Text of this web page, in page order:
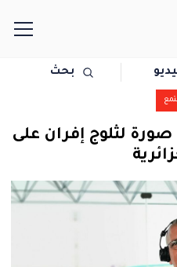
بحث
لثلوج إفران على